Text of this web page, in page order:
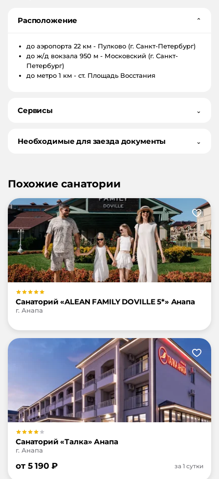
Расположение ⌄
до аэропорта 22 км - Пулково (г. Санкт-Петербург)
до ж/д вокзала 950 м - Московский (г. Санкт-
Петербург)
до метро 1 км - ст. Площадь Восстания
Сервисы ⌄
Необходимые для заезда документы ⌄
Похожие санатории
Санаторий «ALEAN FAMILY DOVILLE 5*» Анапа
г. Анапа
Санаторий «Талка» Анапа
г. Анапа
от 5 190 ₽ за 1 сутки